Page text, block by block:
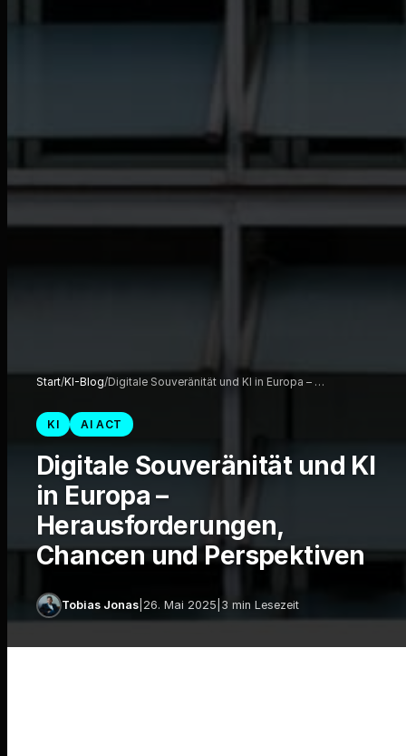
Start/KI-Blog/Digitale Souveränität und KI in Europa – …
KI AI ACT
Digitale Souveränität und KI
in Europa –
Herausforderungen,
Chancen und Perspektiven
Tobias Jonas 26. Mai 2025 3 min Lesezeit